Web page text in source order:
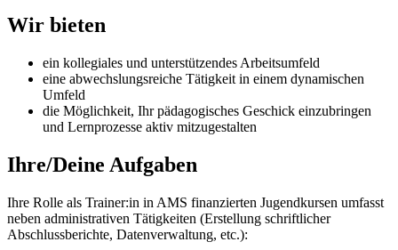
Wir bieten
ein kollegiales und unterstützendes Arbeitsumfeld
eine abwechslungsreiche Tätigkeit in einem dynamischen
Umfeld
die Möglichkeit, Ihr pädagogisches Geschick einzubringen
und Lernprozesse aktiv mitzugestalten
Ihre/Deine Aufgaben
Ihre Rolle als Trainer:in in AMS finanzierten Jugendkursen umfasst
neben administrativen Tätigkeiten (Erstellung schriftlicher
Abschlussberichte, Datenverwaltung, etc.):